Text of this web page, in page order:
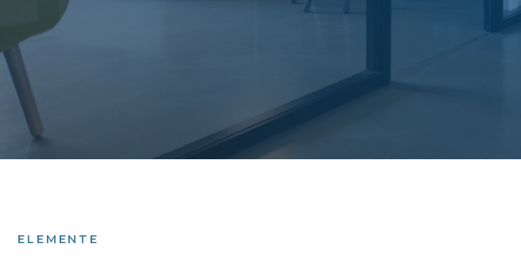
ELEMENTE